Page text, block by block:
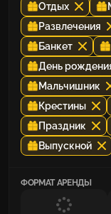
Отдых
Развлечения
Банкет
День
Мальчишник
Крестины
Праздник
Выпускной
ФОРМАТ АРЕНДЫ